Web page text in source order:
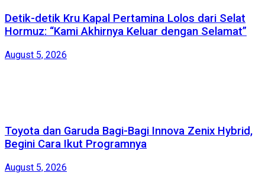
Detik-detik Kru Kapal Pertamina Lolos dari Selat
Hormuz: “Kami Akhirnya Keluar dengan Selamat”
August 5, 2026
Toyota dan Garuda Bagi-Bagi Innova Zenix Hybrid,
Begini Cara Ikut Programnya
August 5, 2026